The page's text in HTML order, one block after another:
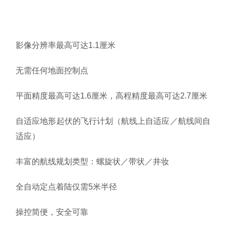
影像分辨率最高可达1.1厘米
无需任何地面控制点
平面精度最高可达1.6厘米，高程精度最高可达2.7厘米
自适应地形起伏的飞行计划（航线上自适应／航线间自
适应）
丰富的航线规划类型：螺旋状／带状／井妆
全自动定点着陆仅需5米半径
操控简便，安全可靠